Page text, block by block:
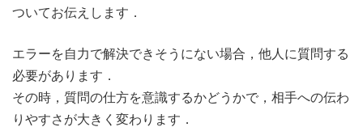
ついてお伝えします．
エラーを自力で解決できそうにない場合，他人に質問する
必要があります．
その時，質問の仕方を意識するかどうかで，相手への伝わ
りやすさが大きく変わります．